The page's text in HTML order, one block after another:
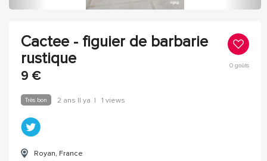
Cactee - figuier de barbarie
rustique
9 €
0goûts
Très bon 2 ans Il ya | 1 views
Royan, France